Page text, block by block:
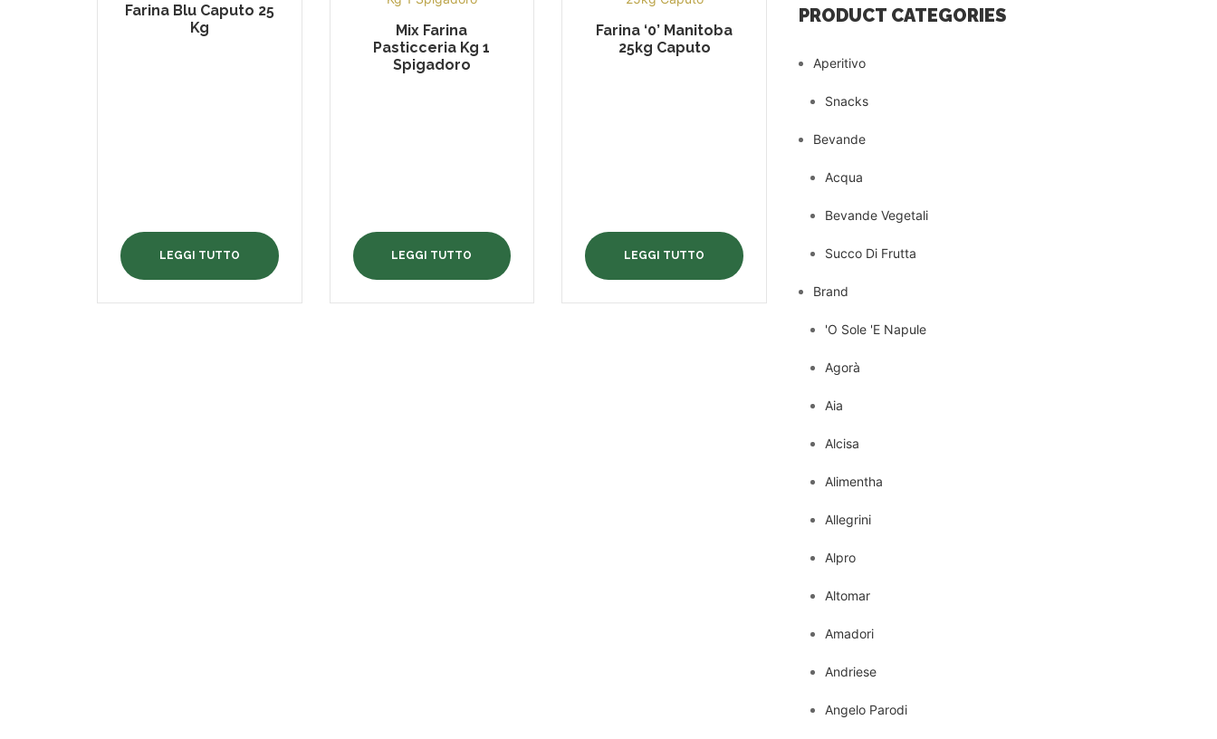
Farina Blu Caputo 25
Kg
LEGGI TUTTO
Mix Farina
Pasticceria Kg 1
Spigadoro
LEGGI TUTTO
Farina ‘0’ Manitoba
25kg Caputo
LEGGI TUTTO
PRODUCT CATEGORIES
Aperitivo
Snacks
Bevande
Acqua
Bevande Vegetali
Succo Di Frutta
Brand
'O Sole 'E Napule
Agorà
Aia
Alcisa
Alimentha
Allegrini
Alpro
Altomar
Amadori
Andriese
Angelo Parodi